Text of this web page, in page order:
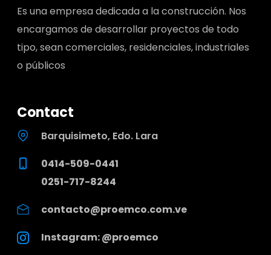
Es una empresa dedicada a la construcción. Nos
encargamos de desarrollar proyectos de todo
tipo, sean comerciales, residenciales, industriales
o públicos
Contact
Barquisimeto, Edo. Lara
0414-509-0441
0251-717-8244
contacto@proemco.com.ve
Instagram: @proemco